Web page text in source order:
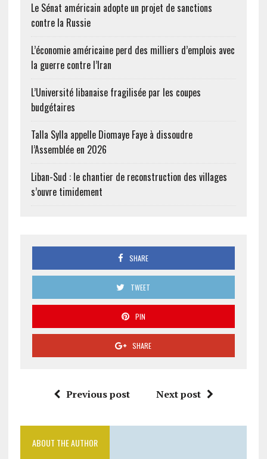
Le Sénat américain adopte un projet de sanctions
contre la Russie
L’économie américaine perd des milliers d’emplois avec
la guerre contre l’Iran
L’Université libanaise fragilisée par les coupes
budgétaires
Talla Sylla appelle Diomaye Faye à dissoudre
l’Assemblée en 2026
Liban-Sud : le chantier de reconstruction des villages
s’ouvre timidement
SHARE
TWEET
PIN
SHARE
Previous post Next post
ABOUT THE AUTHOR